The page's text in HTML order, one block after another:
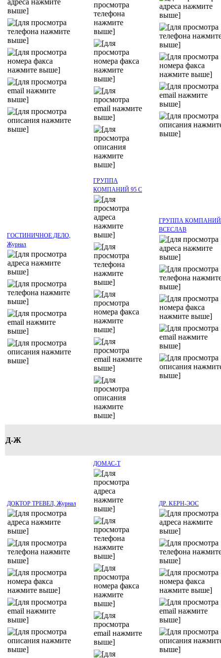
ГОСТИНИЧНОЕ ДЕЛО,
Журнал
ГРУППА
КОМПАНИЙ 95 C
ГРУППА КОМПАНИЙ
ВСЕСЛАВ
Д-Ж
ДОКТОР ТРЕВЕЛ, Журнал
ДОМАС-T
ДР. KEPH-ЭОC